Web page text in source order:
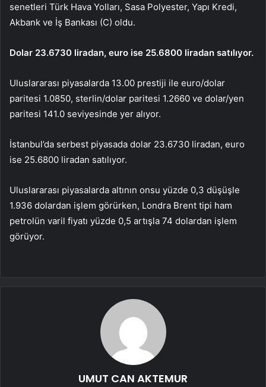
senetleri Türk Hava Yolları, Sasa Polyester, Yapı Kredi,
Akbank ve İş Bankası (C) oldu.
Dolar 23.6730 liradan, euro ise 25.6800 liradan satılıyor.
Uluslararası piyasalarda 13.00 prestiji ile euro/dolar
paritesi 1.0850, sterlin/dolar paritesi 1.2660 ve dolar/yen
paritesi 141.0 seviyesinde yer alıyor.
İstanbul’da serbest piyasada dolar 23.6730 liradan, euro
ise 25.6800 liradan satılıyor.
Uluslararası piyasalarda altının onsu yüzde 0,3 düşüşle
1.936 dolardan işlem görürken, Londra Brent tipi ham
petrolün varil fiyatı yüzde 0,5 artışla 74 dolardan işlem
görüyor.
UMUT CAN AKTEMUR